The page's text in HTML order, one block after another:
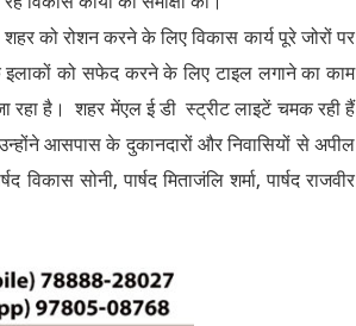
को रोशन करने के लिए विकास कार्य पूरे जोरों पर
को सफेद करने के लिए टाइल लगाने का काम
रहा है। शहर मेंएल ई डी स्ट्रीट लाइटें चमक रही हैं
आसपास के दुकानदारों और निवासियों से अपील
सोनी, पार्षद मिताजंलि शर्मा, पार्षद राजवीर